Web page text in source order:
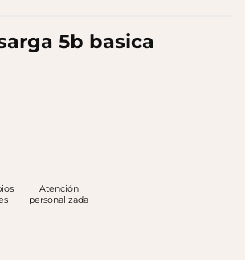
5b basica
Atención
personalizada